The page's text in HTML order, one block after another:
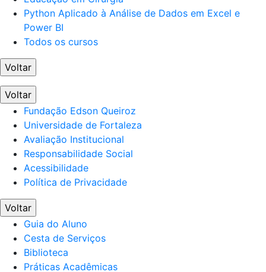
Python Aplicado à Análise de Dados em Excel e
Power BI
Todos os cursos
Voltar
Voltar
Fundação Edson Queiroz
Universidade de Fortaleza
Avaliação Institucional
Responsabilidade Social
Acessibilidade
Política de Privacidade
Voltar
Guia do Aluno
Cesta de Serviços
Biblioteca
Práticas Acadêmicas